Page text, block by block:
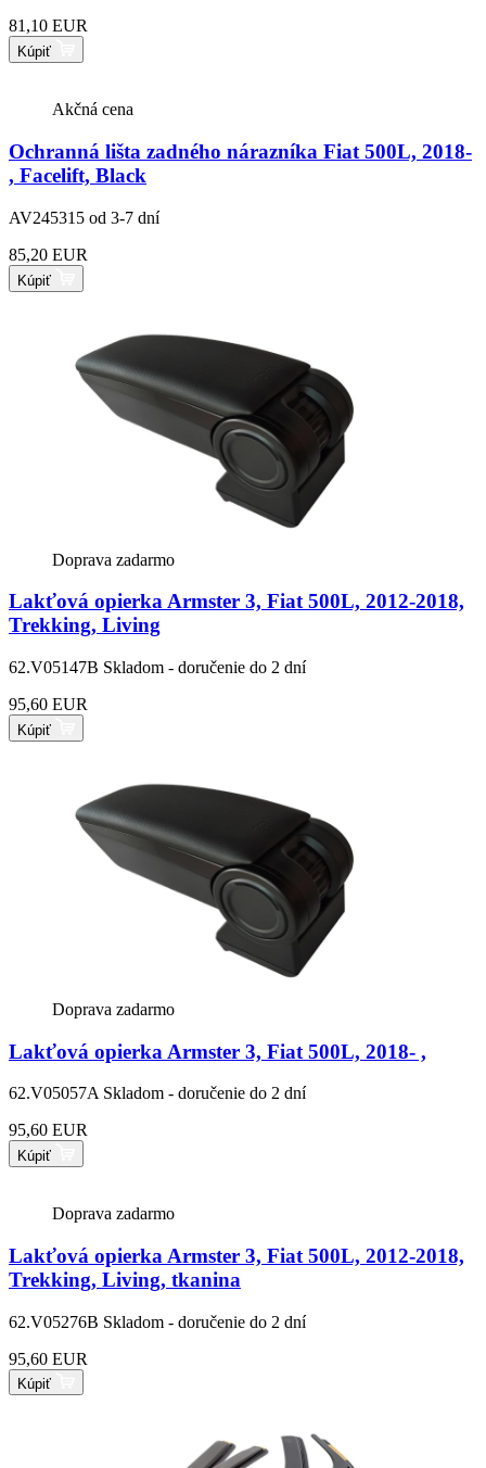
81,10 EUR
Kúpiť
Akčná cena
Ochranná lišta zadného nárazníka Fiat 500L, 2018-
, Facelift, Black
AV245315 od 3-7 dní
85,20 EUR
Kúpiť
Doprava zadarmo
Lakťová opierka Armster 3, Fiat 500L, 2012-2018,
Trekking, Living
62.V05147B Skladom - doručenie do 2 dní
95,60 EUR
Kúpiť
Doprava zadarmo
Lakťová opierka Armster 3, Fiat 500L, 2018- ,
62.V05057A Skladom - doručenie do 2 dní
95,60 EUR
Kúpiť
Doprava zadarmo
Lakťová opierka Armster 3, Fiat 500L, 2012-2018,
Trekking, Living, tkanina
62.V05276B Skladom - doručenie do 2 dní
95,60 EUR
Kúpiť